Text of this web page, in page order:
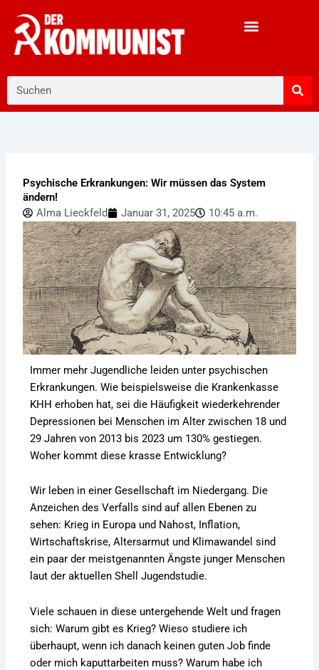
Inhalt
springen
Psychische Erkrankungen: Wir müssen das System
ändern!
Alma Lieckfeld
Januar 31, 2025 10:45 a.m.
Immer mehr Jugendliche leiden unter psychischen
Erkrankungen. Wie beispielsweise die Krankenkasse
KHH erhoben hat, sei die Häufigkeit wiederkehrender
Depressionen bei Menschen im Alter zwischen 18 und
29 Jahren von 2013 bis 2023 um 130% gestiegen.
Woher kommt diese krasse Entwicklung?
Wir leben in einer Gesellschaft im Niedergang. Die
Anzeichen des Verfalls sind auf allen Ebenen zu
sehen: Krieg in Europa und Nahost, Inflation,
Wirtschaftskrise, Altersarmut und Klimawandel sind
ein paar der meistgenannten Ängste junger Menschen
laut der aktuellen Shell Jugendstudie.
Viele schauen in diese untergehende Welt und fragen
sich: Warum gibt es Krieg? Wieso studiere ich
überhaupt, wenn ich danach keinen guten Job finde
oder mich kaputtarbeiten muss? Warum habe ich